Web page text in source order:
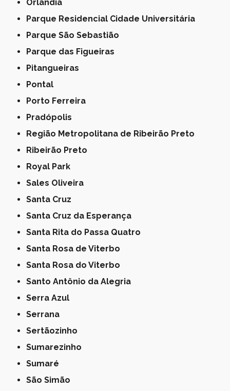
Orlândia
Parque Residencial Cidade Universitária
Parque São Sebastião
Parque das Figueiras
Pitangueiras
Pontal
Porto Ferreira
Pradópolis
Região Metropolitana de Ribeirão Preto
Ribeirão Preto
Royal Park
Sales Oliveira
Santa Cruz
Santa Cruz da Esperança
Santa Rita do Passa Quatro
Santa Rosa de Viterbo
Santa Rosa do Viterbo
Santo Antônio da Alegria
Serra Azul
Serrana
Sertãozinho
Sumarezinho
Sumaré
São Simão